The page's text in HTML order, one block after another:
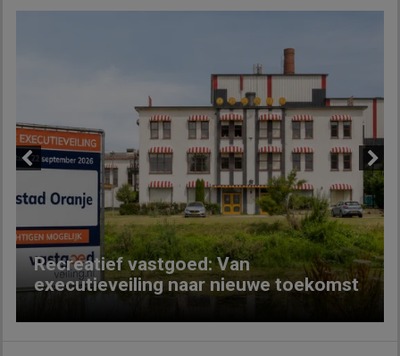
Recreatief vastgoed: Van
executieveiling naar nieuwe toekomst
Next